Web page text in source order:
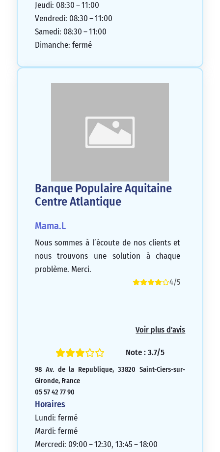
Jeudi: 08:30 – 11:00
Vendredi: 08:30 – 11:00
Samedi: 08:30 – 11:00
Dimanche: fermé
Banque Populaire Aquitaine
Centre Atlantique
Mama.L
Nous sommes à l’écoute de nos clients et
nous trouvons une solution à chaque
problème. Merci.
4/5
Voir plus d'avis
Note : 3.7/5
98 Av. de la Republique, 33820 Saint-Ciers-sur-
Gironde, France
05 57 42 77 90
Horaires
Lundi: fermé
Mardi: fermé
Mercredi: 09:00 – 12:30, 13:45 – 18:00